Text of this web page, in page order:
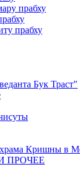
прабху
прабху
Бук Траст"
храма Кришны в
ПРОЧЕЕ